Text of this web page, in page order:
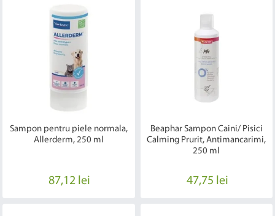
Sampon pentru piele normala,
Allerderm, 250 ml
87,12 lei
Beaphar Sampon Caini/ Pisici
Calming Prurit, Antimancarimi,
250 ml
47,75 lei